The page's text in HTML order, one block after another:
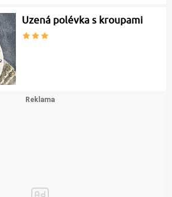
Uzená polévka s kroupami